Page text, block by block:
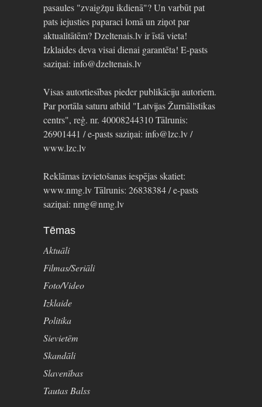
pasaules "zvaigžņu ikdienā"? Un varbūt pat
pats iejusties paparaci lomā un ziņot par
aktualitātēm? Dzeltenais.lv ir īstā vieta!
Izklaides deva visai dienai garantēta! E-pasts
saziņai: info@dzeltenais.lv
Visas autortiesības pieder publikāciju autoriem.
Par portāla saturu atbild "Latvijas Žurnālistikas
centrs", reģ. nr. 40008244310 Tālrunis:
26901441 / e-pasts saziņai: info@lzc.lv /
www.lzc.lv
Reklāmas izvietošanas iespējas skatiet:
www.nmg.lv Tālrunis: 26838384 / e-pasts
saziņai: nmg@nmg.lv
Tēmas
Aktuāli
Filmas/Seriāli
Foto/Video
Izklaide
Politika
Sievietēm
Skandāli
Slavenības
Tautas Balss